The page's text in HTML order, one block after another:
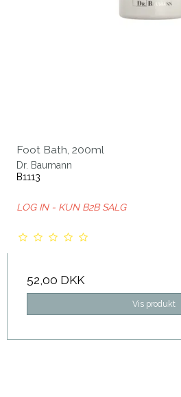
Foot Bath, 200ml
Dr. Baumann
B1113
LOG IN - KUN B2B SALG
52,00 DKK
Vis produkt